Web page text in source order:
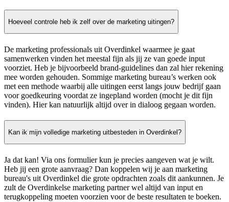
Hoeveel controle heb ik zelf over de marketing uitingen?
De marketing professionals uit Overdinkel waarmee je gaat
samenwerken vinden het meestal fijn als jij ze van goede input
voorziet. Heb je bijvoorbeeld brand-guidelines dan zal hier rekening
mee worden gehouden. Sommige marketing bureau’s werken ook
met een methode waarbij alle uitingen eerst langs jouw bedrijf gaan
voor goedkeuring voordat ze ingepland worden (mocht je dit fijn
vinden). Hier kan natuurlijk altijd over in dialoog gegaan worden.
Kan ik mijn volledige marketing uitbesteden in Overdinkel?
Ja dat kan! Via ons formulier kun je precies aangeven wat je wilt.
Heb jij een grote aanvraag? Dan koppelen wij je aan marketing
bureau's uit Overdinkel die grote opdrachten zoals dit aankunnen. Je
zult de Overdinkelse marketing partner wel altijd van input en
terugkoppeling moeten voorzien voor de beste resultaten te boeken.